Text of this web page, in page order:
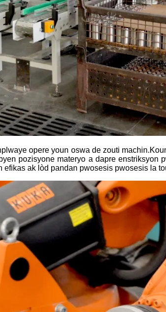
opere youn oswa de zouti
pozisyone materyo a dapre
ak lòd pandan pwosesis pwosesis la